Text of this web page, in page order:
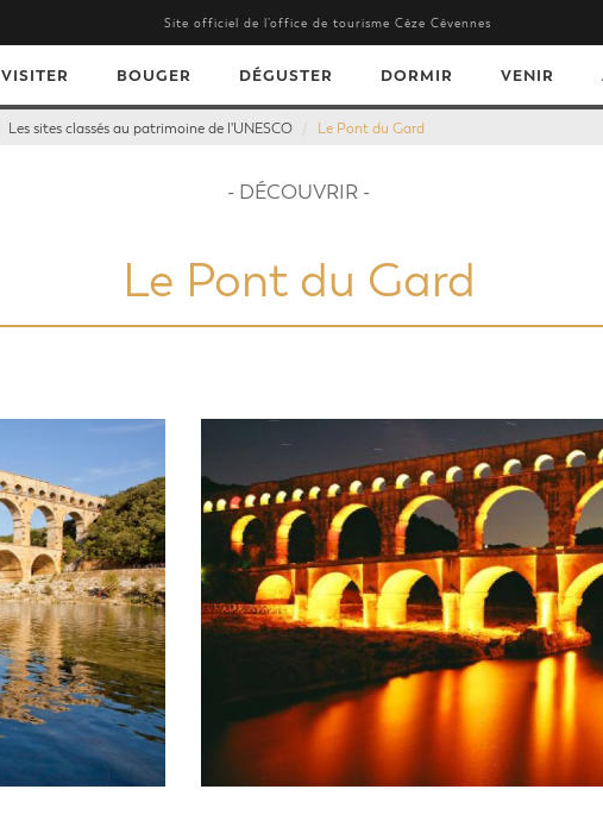
Site officiel de l’office de tourisme Cèze Cévennes
VISITER BOUGER DÉGUSTER DORMIR VENIR
Les sites classés au patrimoine de l'UNESCO Le Pont du Gard
- DÉCOUVRIR -
Le Pont du Gard